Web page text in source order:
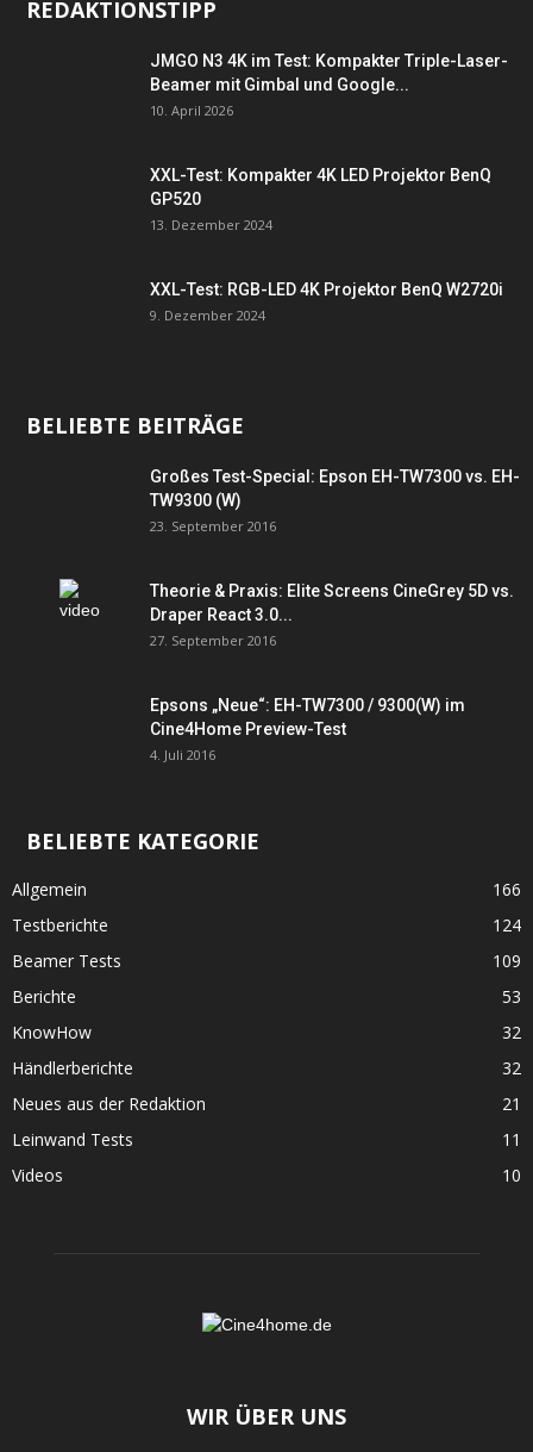
REDAKTIONSTIPP
JMGO N3 4K im Test: Kompakter Triple-Laser-
Beamer mit Gimbal und Google...
10. April 2026
XXL-Test: Kompakter 4K LED Projektor BenQ
GP520
13. Dezember 2024
XXL-Test: RGB-LED 4K Projektor BenQ W2720i
9. Dezember 2024
BELIEBTE BEITRÄGE
Großes Test-Special: Epson EH-TW7300 vs. EH-
TW9300 (W)
23. September 2016
Theorie & Praxis: Elite Screens CineGrey 5D vs.
Draper React 3.0...
27. September 2016
Epsons „Neue“: EH-TW7300 / 9300(W) im
Cine4Home Preview-Test
4. Juli 2016
BELIEBTE KATEGORIE
Allgemein
166
Testberichte
124
Beamer Tests
109
Berichte
53
KnowHow
32
Händlerberichte
32
Neues aus der Redaktion
21
Leinwand Tests
11
Videos
10
WIR ÜBER UNS